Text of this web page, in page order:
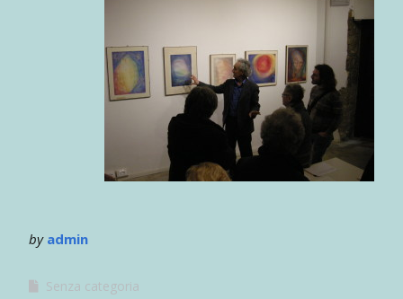
by admin
Senza categoria